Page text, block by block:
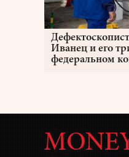
Иванец и его
федеральном